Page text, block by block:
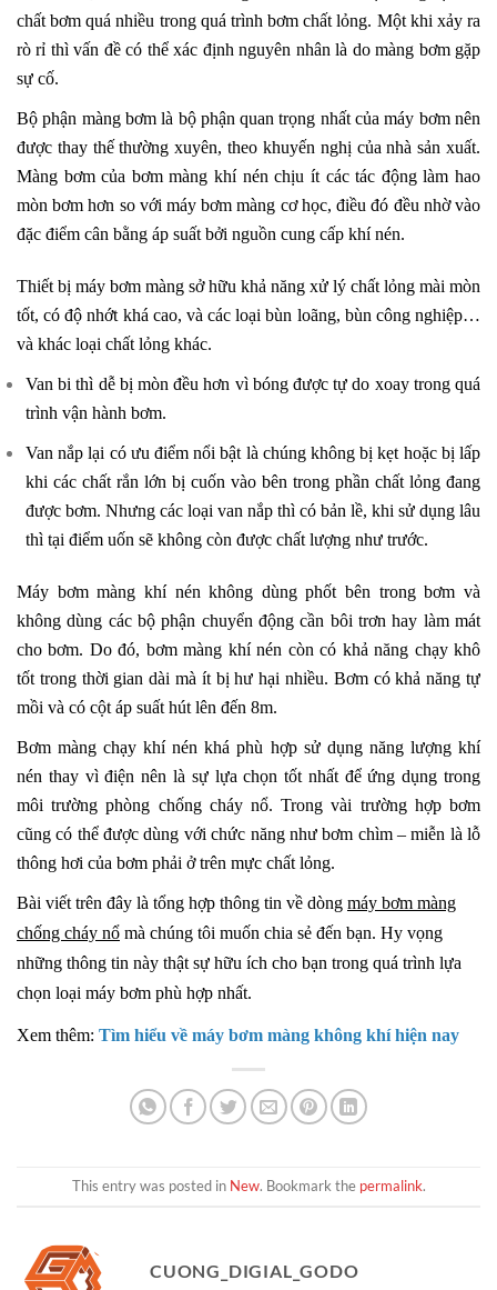
chất bơm quá nhiều trong quá trình bơm chất lỏng. Một khi xảy ra
rò rỉ thì vấn đề có thể xác định nguyên nhân là do màng bơm gặp
sự cố.
Bộ phận màng bơm là bộ phận quan trọng nhất của máy bơm nên
được thay thế thường xuyên, theo khuyến nghị của nhà sản xuất.
Màng bơm của bơm màng khí nén chịu ít các tác động làm hao
mòn bơm hơn so với máy bơm màng cơ học, điều đó đều nhờ vào
đặc điểm cân bằng áp suất bởi nguồn cung cấp khí nén.
Thiết bị máy bơm màng sở hữu khả năng xử lý chất lỏng mài mòn
tốt, có độ nhớt khá cao, và các loại bùn loãng, bùn công nghiệp…
và khác loại chất lỏng khác.
Van bi thì dễ bị mòn đều hơn vì bóng được tự do xoay trong quá
trình vận hành bơm.
Van nắp lại có ưu điểm nổi bật là chúng không bị kẹt hoặc bị lấp
khi các chất rắn lớn bị cuốn vào bên trong phần chất lỏng đang
được bơm. Nhưng các loại van nắp thì có bản lề, khi sử dụng lâu
thì tại điểm uốn sẽ không còn được chất lượng như trước.
Máy bơm màng khí nén không dùng phốt bên trong bơm và
không dùng các bộ phận chuyển động cần bôi trơn hay làm mát
cho bơm. Do đó, bơm màng khí nén còn có khả năng chạy khô
tốt trong thời gian dài mà ít bị hư hại nhiều. Bơm có khả năng tự
mồi và có cột áp suất hút lên đến 8m.
Bơm màng chạy khí nén khá phù hợp sử dụng năng lượng khí
nén thay vì điện nên là sự lựa chọn tốt nhất để ứng dụng trong
môi trường phòng chống cháy nổ. Trong vài trường hợp bơm
cũng có thể được dùng với chức năng như bơm chìm – miễn là lỗ
thông hơi của bơm phải ở trên mực chất lỏng.
Bài viết trên đây là tổng hợp thông tin về dòng máy bơm màng
chống cháy nổ mà chúng tôi muốn chia sẻ đến bạn. Hy vọng
những thông tin này thật sự hữu ích cho bạn trong quá trình lựa
chọn loại máy bơm phù hợp nhất.
Xem thêm: Tìm hiểu về máy bơm màng không khí hiện nay
This entry was posted in New. Bookmark the permalink.
CUONG_DIGIAL_GODO